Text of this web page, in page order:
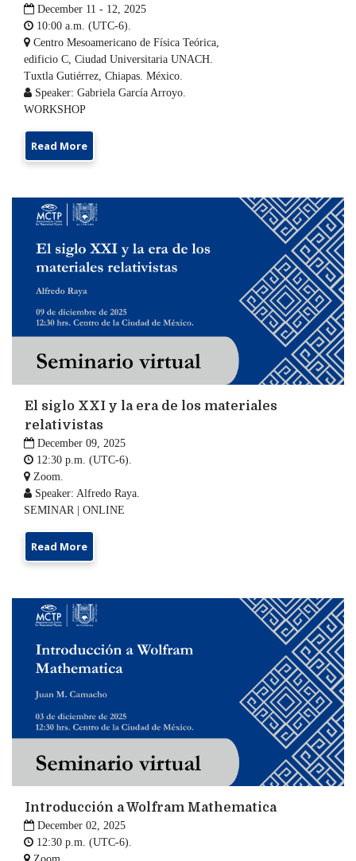
 December 11 - 12, 2025
 10:00 a.m. (UTC-6).
 Centro Mesoamericano de Física Teórica,
edificio C, Ciudad Universitaria UNACH.
Tuxtla Gutiérrez, Chiapas. México.
 Speaker: Gabriela García Arroyo.
WORKSHOP
Read More
El siglo XXI y la era de los materiales
relativistas
 December 09, 2025
 12:30 p.m. (UTC-6).
 Zoom.
 Speaker: Alfredo Raya.
SEMINAR | ONLINE
Read More
Introducción a Wolfram Mathematica
 December 02, 2025
 12:30 p.m. (UTC-6).
